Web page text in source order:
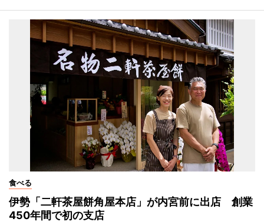
食べる
伊勢「二軒茶屋餅角屋本店」が内宮前に出店 創業
450年間で初の支店